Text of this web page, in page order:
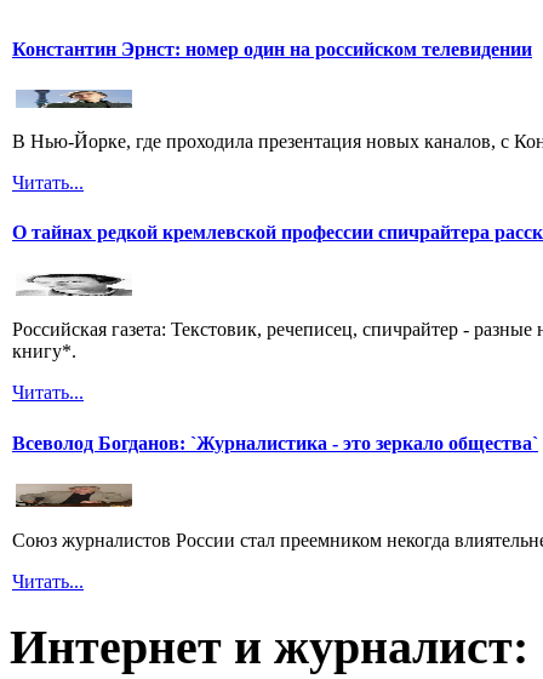
Константин Эрнст: номер один на российском телевидении
В Нью-Йорке, где проходила презентация новых каналов, с
Читать...
О тайнах редкой кремлевской профессии спичрайтера
Российская газета: Текстовик, речеписец, спичрайтер -
книгу*.
Читать...
Всеволод Богданов: `Журналистика - это зеркало общества`
Союз журналистов России стал преемником некогда
Читать...
Интернет и журналист: